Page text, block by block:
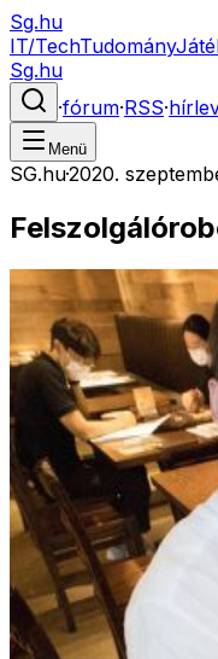
Sg.hu
IT/TechTudomány
Sg.hu
·fórum·RSS·
Menü
SG.hu·2020.